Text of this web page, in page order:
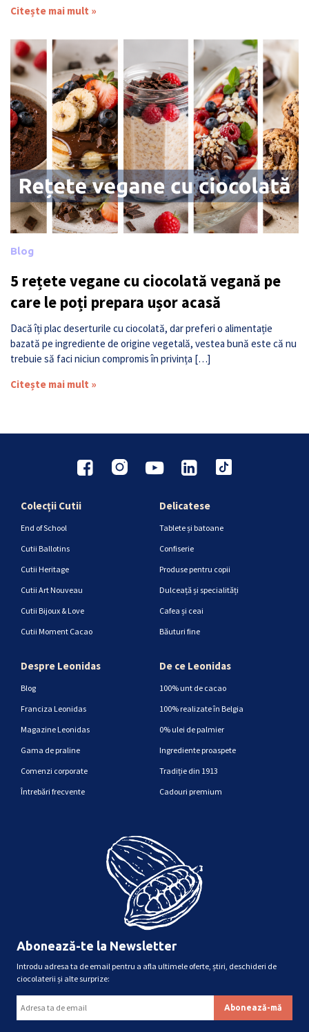
Citește mai mult »
Blog
5 rețete vegane cu ciocolată vegană pe
care le poți prepara ușor acasă
Dacă îți plac deserturile cu ciocolată, dar preferi o alimentație
bazată pe ingrediente de origine vegetală, vestea bună este că nu
trebuie să faci niciun compromis în privința […]
Citește mai mult »
Colecții Cutii
End of School
Cutii Ballotins
Cutii Heritage
Cutii Art Nouveau
Cutii Bijoux & Love
Cutii Moment Cacao
Delicatese
Tablete și batoane
Confiserie
Produse pentru copii
Dulceață și specialități
Cafea și ceai
Băuturi fine
Despre Leonidas
Blog
Franciza Leonidas
Magazine Leonidas
Gama de praline
Comenzi corporate
Întrebări frecvente
De ce Leonidas
100% unt de cacao
100% realizate în Belgia
0% ulei de palmier
Ingrediente proaspete
Tradiție din 1913
Cadouri premium
Abonează-te la Newsletter
Introdu adresa ta de email pentru a afla ultimele oferte, știri, deschideri de
ciocolaterii și alte surprize: